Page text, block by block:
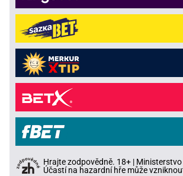
Hrajte zodpovědně. 18+ |
Účastí na hazardní hře může